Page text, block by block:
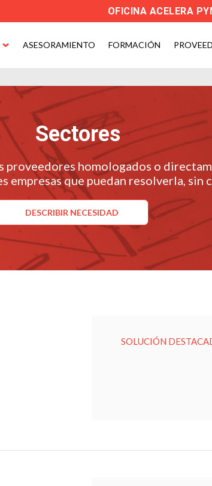
OFICINA ACELERA
ASESORAMIENTO FORMACIÓN
Sectores
proveedores homologados o
empresas que puedan resolverla, sin
DESCRIBIR NECESIDAD
SOLUCIÓN